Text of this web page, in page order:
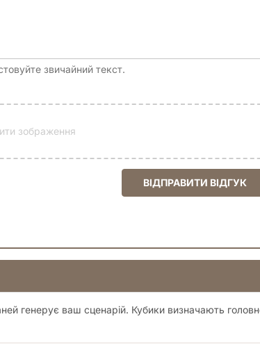
звичайний текст.
зображення
ВІДПРАВИТИ ВІДГУК
генерує ваш сценарій. Кубики визначають